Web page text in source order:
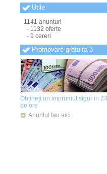
Anunturi Vaslui
Anunturi Vrancea(853)
Utile
1141 anunturi
- 1132 oferte
- 9 cereri
Promovare gratuita 3
Obțineți un imprumut sigur in 24
de ore
Anuntul tau aici